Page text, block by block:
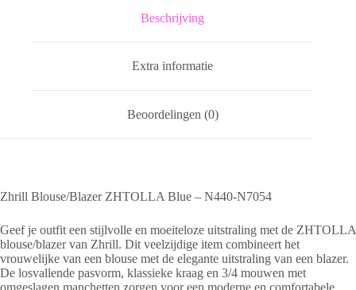
Beschrijving
Extra informatie
Beoordelingen (0)
Zhrill Blouse/Blazer ZHTOLLA Blue – N440-N7054
Geef je outfit een stijlvolle en moeiteloze uitstraling met de ZHTOLLA
blouse/blazer van Zhrill. Dit veelzijdige item combineert het
vrouwelijke van een blouse met de elegante uitstraling van een blazer.
De losvallende pasvorm, klassieke kraag en 3/4 mouwen met